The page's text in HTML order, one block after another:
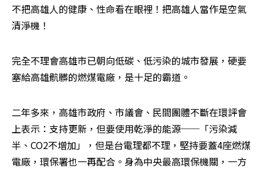
不把高雄人的健康、性命看在眼裡！把高雄人當作是空氣
清淨機！
完全不理會高雄市已朝向低碳、低污染的城市發展，硬要
塞給高雄骯髒的燃煤電廠，是十足的霸道。
二年多來，高雄市政府、市議會、民間團體不斷在環評會
上表示：支持更新，但要使用乾淨的能源──「污染減
半、CO2不增加」，但是台電理都不理，堅持要蓋4座燃煤
電廠，環保署也一再配合。身為中央最高環保機關，一方